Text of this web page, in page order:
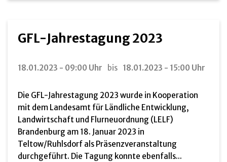
GFL-Jahrestagung 2023
18.01.2023 - 09:00 Uhr bis 18.01.2023 - 15:00 Uhr
Die GFL-Jahrestagung 2023 wurde in Kooperation
mit dem Landesamt für Ländliche Entwicklung,
Landwirtschaft und Flurneuordnung (LELF)
Brandenburg am 18. Januar 2023 in
Teltow/Ruhlsdorf als Präsenzveranstaltung
durchgeführt. Die Tagung konnte ebenfalls...